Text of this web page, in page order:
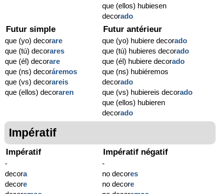
que (ellos) hubiesen
decorado
Futur simple
que (yo) decorare
que (tú) decorares
que (él) decorare
que (ns) decoráremos
que (vs) decorareis
que (ellos) decoraren
Futur antérieur
que (yo) hubiere decorado
que (tú) hubieres decorado
que (él) hubiere decorado
que (ns) hubiéremos
decorado
que (vs) hubiereis decorado
que (ellos) hubieren
decorado
Impératif
Impératif
-
decora
decore
Impératif négatif
-
no decores
no decore